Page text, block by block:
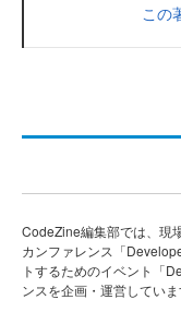
この
CodeZine編集部では、現
カンファレンス「
トするためのイベント「
ンスを企画・運営していま